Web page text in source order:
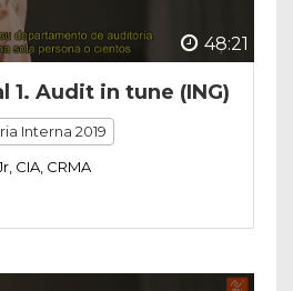
48:21
1. Audit in tune (ING)
Interna 2019
CIA, CRMA